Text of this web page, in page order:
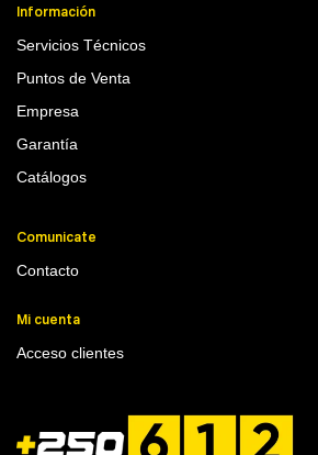
Información
Servicios Técnicos
Puntos de Venta
Empresa
Garantía
Catálogos
Comunicate
Contacto
Mi cuenta
Acceso clientes